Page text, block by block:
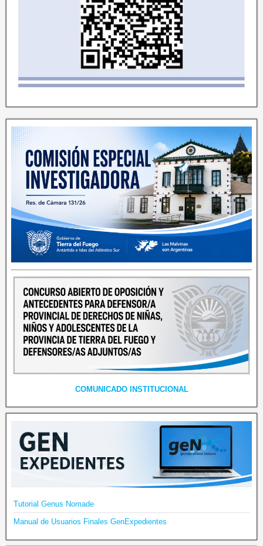
COMUNICADO INSTITUCIONAL
Tutorial Genus Nomade
Manual de Usuarios Finales GenExpedientes